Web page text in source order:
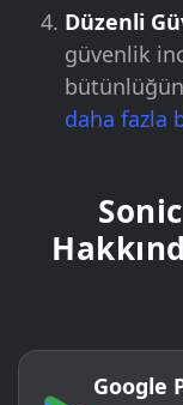
Düzenli
güvenlik
daha fazla
Google